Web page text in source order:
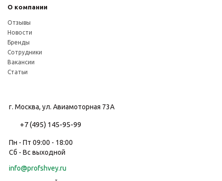
г. Москва, ул. Авиамоторная 73А
+7 (495) 145-95-99
Пн - Пт 09:00 - 18:00
Сб - Вс выходной
info@profshvey.ru
О компании
Отзывы
Новости
Бренды
Сотрудники
Вакансии
Статьи